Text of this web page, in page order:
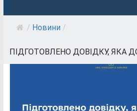
/ Новини /
ПІДГОТОВЛЕНО ДОВІДКУ, ЯКА